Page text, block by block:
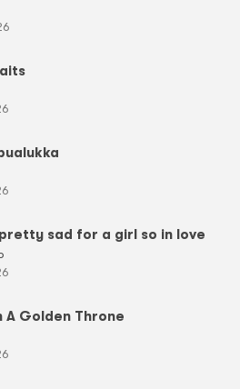
sad for a girl so in love
A Golden Throne